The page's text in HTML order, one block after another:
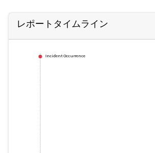
レポートタイムライン
Incident Occurrence